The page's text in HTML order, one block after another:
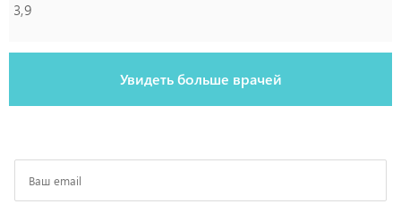
3,9
Увидеть больше врачей